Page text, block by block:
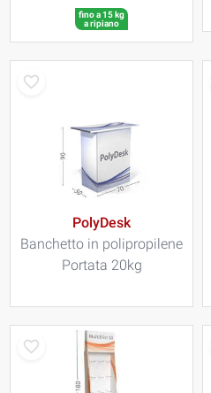
fino a 15 kg
a ripiano
PolyDesk
Banchetto in polipropilene
Portata 20kg